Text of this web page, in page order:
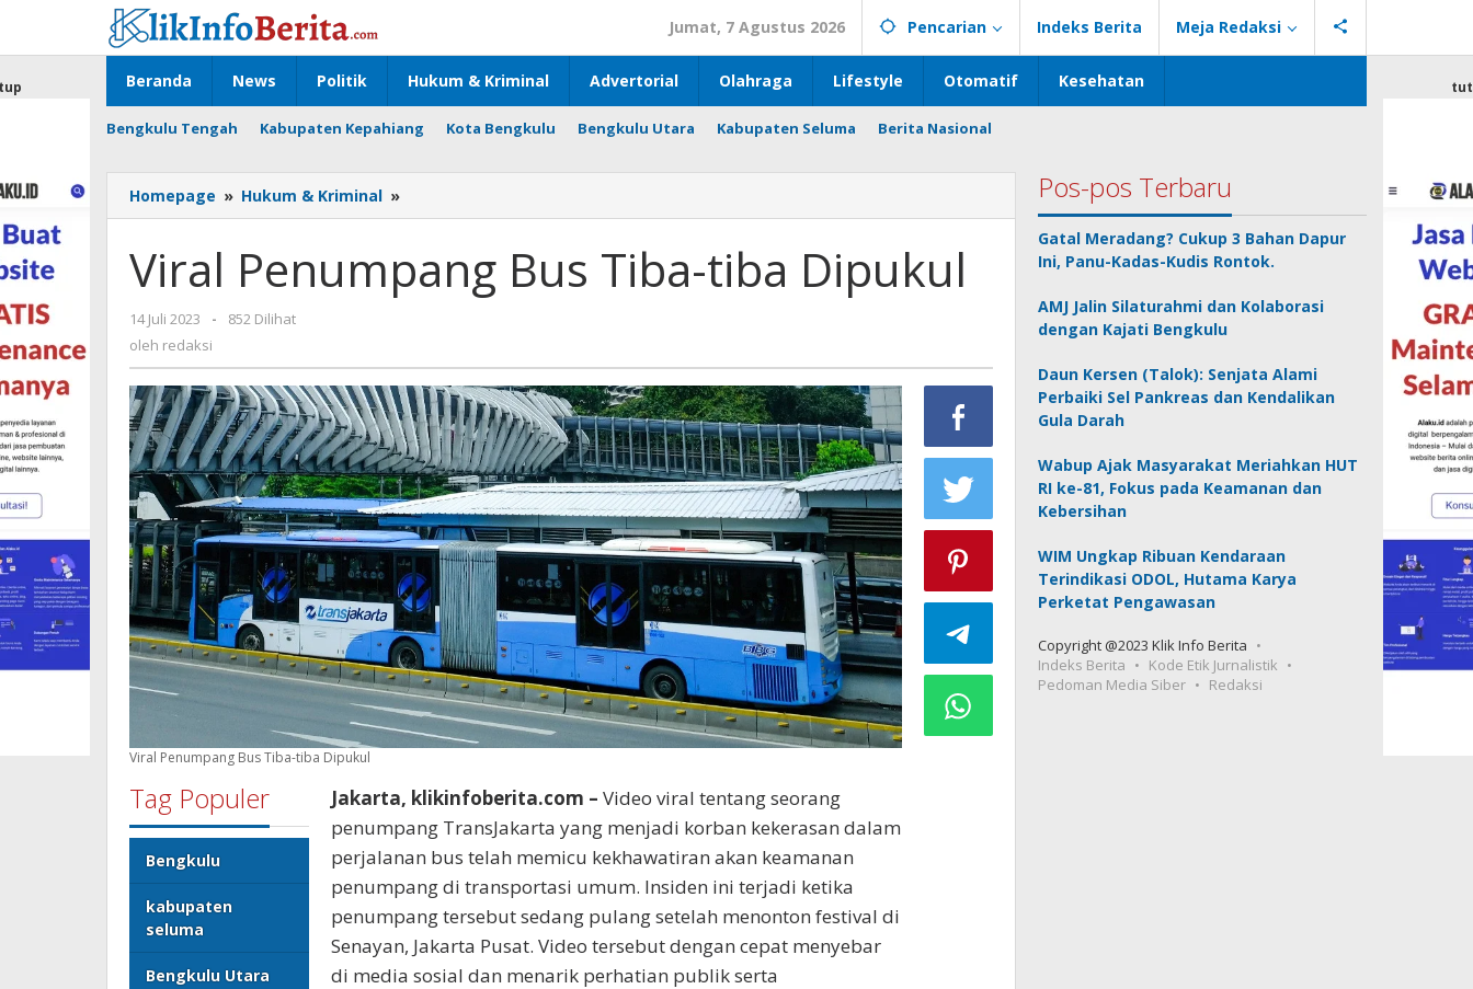
konten
Jumat, 7 Agustus 2026 Pencarian Indeks Berita Meja Redaksi
Beranda News Politik Hukum & Kriminal Advertorial Olahraga Lifestyle Otomatif Kesehatan
Bengkulu Tengah Kabupaten Kepahiang Kota Bengkulu Bengkulu Utara Kabupaten Seluma Berita Nasional
Homepage » Hukum & Kriminal »
Penumpang
Tiba-
tiba
Viral Penumpang Bus Tiba-tiba Dipukul
14 Juli 2023
oleh
redaksi
-
852 Dilihat
oleh redaksi
Viral Penumpang Bus Tiba-tiba Dipukul
Tag Populer
Bengkulu
kabupaten
seluma
Bengkulu Utara
Jakarta, klikinfoberita.com – Video viral tentang seorang
penumpang TransJakarta yang menjadi korban kekerasan dalam
perjalanan bus telah memicu kekhawatiran akan keamanan
penumpang di transportasi umum. Insiden ini terjadi ketika
penumpang tersebut sedang pulang setelah menonton festival di
Senayan, Jakarta Pusat. Video tersebut dengan cepat menyebar
di media sosial dan menarik perhatian publik serta
Pos-pos Terbaru
Gatal Meradang? Cukup 3 Bahan Dapur
Ini, Panu-Kadas-Kudis Rontok.
AMJ Jalin Silaturahmi dan Kolaborasi
dengan Kajati Bengkulu
Daun Kersen (Talok): Senjata Alami
Perbaiki Sel Pankreas dan Kendalikan
Gula Darah
Wabup Ajak Masyarakat Meriahkan HUT
RI ke-81, Fokus pada Keamanan dan
Kebersihan
WIM Ungkap Ribuan Kendaraan
Terindikasi ODOL, Hutama Karya
Perketat Pengawasan
Copyright @2023 Klik Info Berita
Indeks Berita
Kode Etik Jurnalistik
Pedoman Media Siber
Redaksi